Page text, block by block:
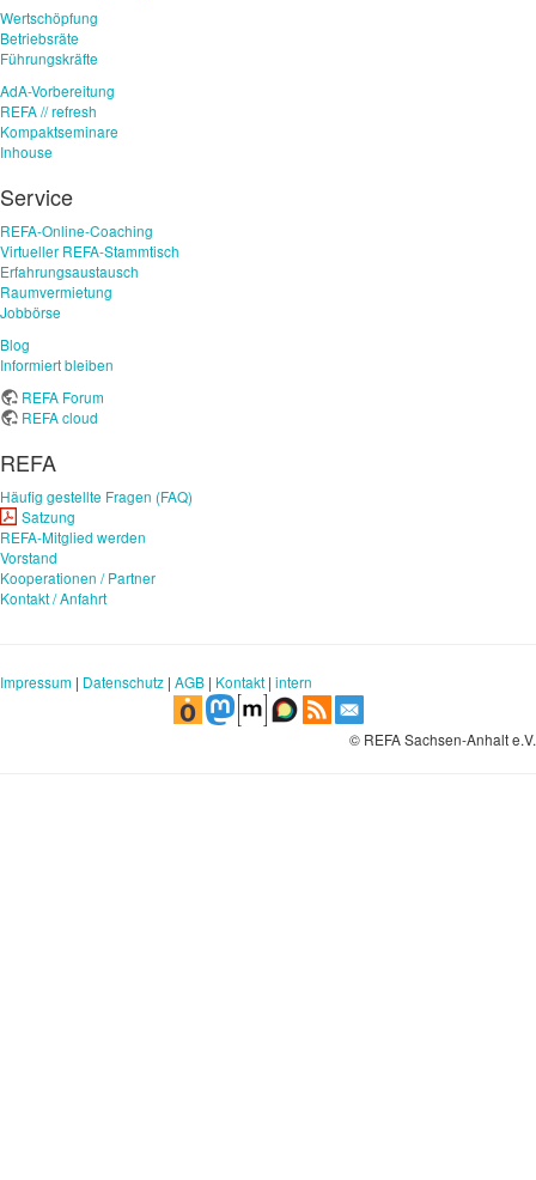
Wertschöpfung
Betriebsräte
Führungskräfte
AdA-Vorbereitung
REFA // refresh
Kompaktseminare
Inhouse
Service
REFA-Online-Coaching
Virtueller REFA-Stammtisch
Erfahrungsaustausch
Raumvermietung
Jobbörse
Blog
Informiert bleiben
REFA Forum
REFA cloud
REFA
Häufig gestellte Fragen (FAQ)
Satzung
REFA-Mitglied werden
Vorstand
Kooperationen / Partner
Kontakt / Anfahrt
Impressum | Datenschutz | AGB | Kontakt | intern
© REFA Sachsen-Anhalt e.V.